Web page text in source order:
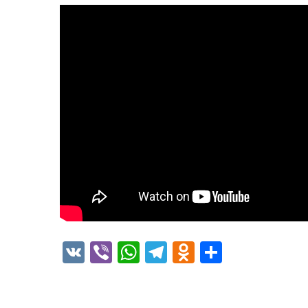
VK ViberWhatsApp
Telegram